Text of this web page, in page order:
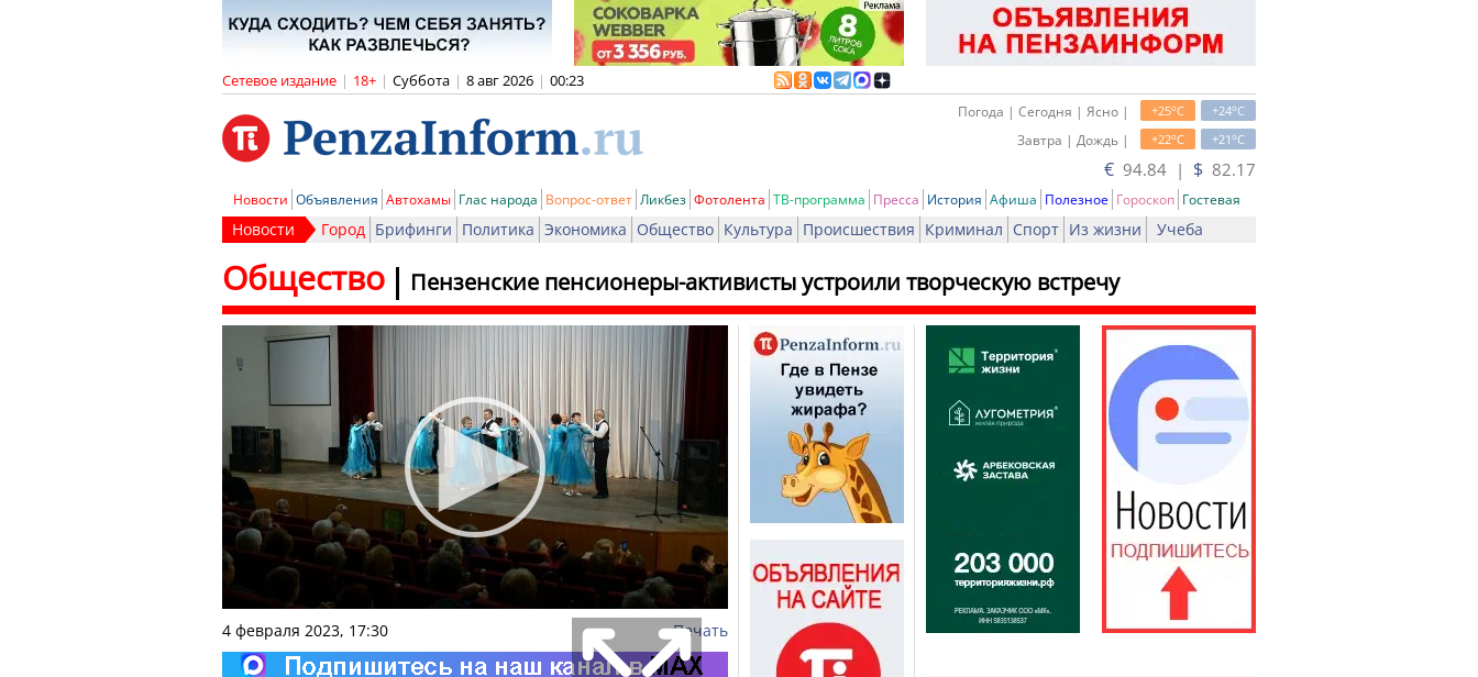
Сетевое издание | 18+ | Суббота | 8 авг 2026 | 00:23
+24oC
+25oC
Погода | Сегодня | Ясно |
+21oC
+22oC
Завтра | Дождь |
€ 94.84 | $ 82.17
Новости Объявления Автохамы Глас народа Вопрос-ответ Ликбез Фотолента ТВ-программа Пресса История Афиша Полезное Гороскоп Гостевая
Новости Город Брифинги Политика Экономика Общество Культура Происшествия Криминал Спорт Из жизни Учеба
Пензенские пенсионеры-активисты устроили творческую встречу
Общество
4 февраля 2023, 17:30 Печать